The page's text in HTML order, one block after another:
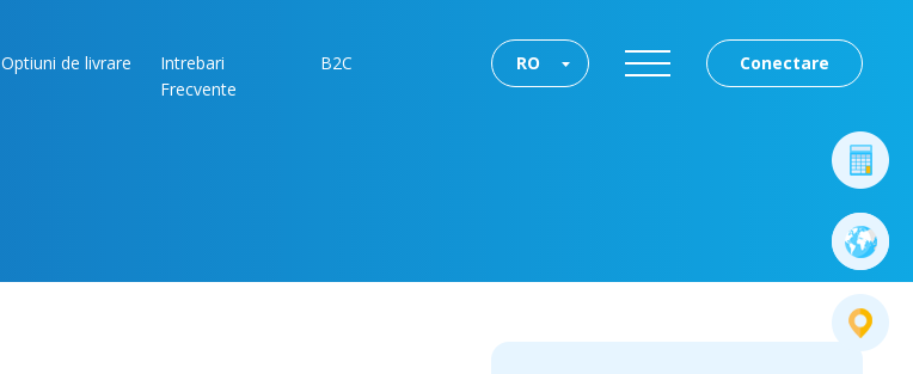
Optiuni de livrare
Intrebari
Frecvente
B2C Conectare
RO